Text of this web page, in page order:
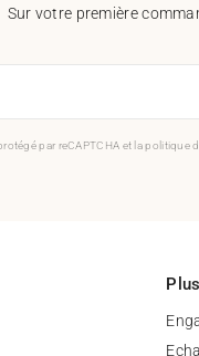
Sur votre première
par reCAPTCHA et la politique